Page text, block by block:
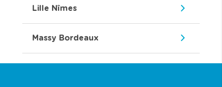
Lille Nîmes
Massy Bordeaux